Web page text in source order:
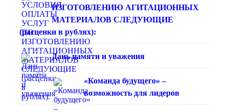
ИЗГОТОВЛЕНИЮ АГИТАЦИОННЫХ
МАТЕРИАЛОВ СЛЕДУЮЩИЕ
(расценки в рублях):
Дань памяти и уважения
«Команда будущего» –
возможность для лидеров